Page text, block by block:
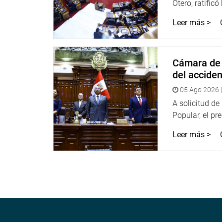
RESIDENTADO MÉDICO
Previamente, con 65 votos a favor, cero en
mayoría, la autógrafa observada por el Poder
Nacional de Residentado Médico (SINAREME).
El proyecto de ley plantea que el residentado
con estudios universitarios de segunda
profesionales de medicina humana.
MEJORAMIENTO DE VÍAS
Asimismo, por mayoría, el Pleno aprobó un
de terrenos o inmuebles para la Ejecución del
Tramo Ovalo los Libertadores-Nodo Versalles.
inmuebles.
Otero, ratificó
Leer más >
Cámara
del
05 Ago 2026
A solicitud de
Popular, el
Leer más >